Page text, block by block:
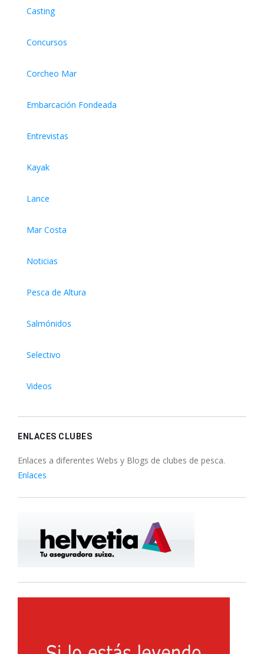
Casting
Concursos
Corcheo Mar
Embarcación Fondeada
Entrevistas
Kayak
Lance
Mar Costa
Noticias
Pesca de Altura
Salmónidos
Selectivo
Videos
ENLACES CLUBES
Enlaces a diferentes Webs y Blogs de clubes de pesca.
Enlaces